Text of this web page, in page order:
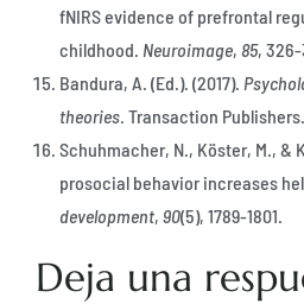
fNIRS evidence of prefrontal
childhood. Neuroimage, 85,
Bandura, A. (Ed.). (2017).
theories. Transaction Publishers.
Schuhmacher, N., Köster, M., &
prosocial behavior increases
development, 90(5), 1789-1801.
Deja una